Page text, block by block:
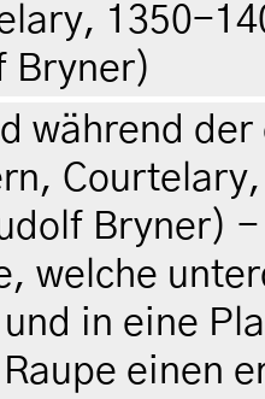
1350-
Bryner)
während
Bryner)
welche
in eine
einen